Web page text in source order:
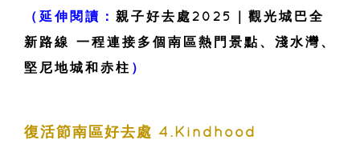
（延伸閱讀： 親子好去處2025｜觀光城巴全
新路線 一程連接多個南區熱門景點、淺水灣、
堅尼地城和赤柱 ）
復活節南區好去處 4.Kindhood